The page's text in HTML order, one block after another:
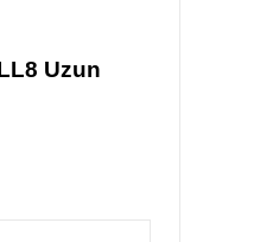
Uzun